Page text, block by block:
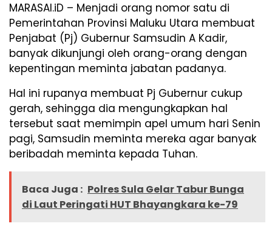
MARASAI.iD – Menjadi orang nomor satu di
Pemerintahan Provinsi Maluku Utara membuat
Penjabat (Pj) Gubernur Samsudin A Kadir,
banyak dikunjungi oleh orang-orang dengan
kepentingan meminta jabatan padanya.
Hal ini rupanya membuat Pj Gubernur cukup
gerah, sehingga dia mengungkapkan hal
tersebut saat memimpin apel umum hari Senin
pagi, Samsudin meminta mereka agar banyak
beribadah meminta kepada Tuhan.
Baca Juga : Polres Sula Gelar Tabur Bunga
di Laut Peringati HUT Bhayangkara ke-79